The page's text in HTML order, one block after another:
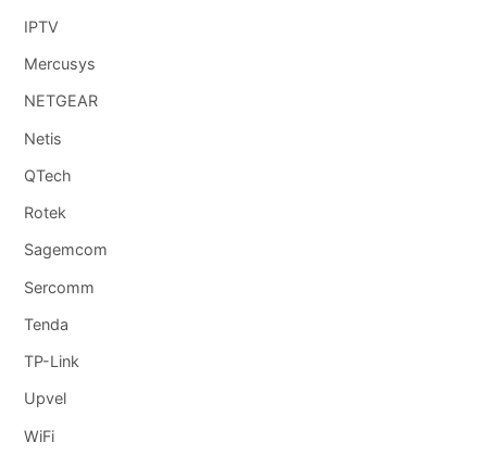
IPTV
Mercusys
NETGEAR
Netis
QTech
Rotek
Sagemcom
Sercomm
Tenda
TP-Link
Upvel
WiFi